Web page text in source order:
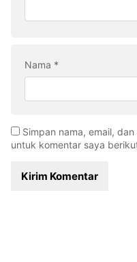
Nama *
Simpan nama, email,
untuk komentar saya